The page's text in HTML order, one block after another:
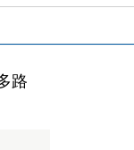
路